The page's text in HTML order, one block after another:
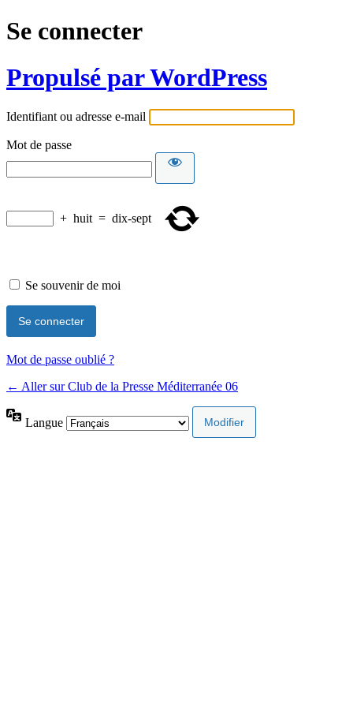
Se connecter
Propulsé par WordPress
Identifiant ou adresse e-mail
Mot de passe
+ huit = dix-sept
Se souvenir de moi
Mot de passe oublié ?
← Aller sur Club de la Presse Méditerranée 06
Langue